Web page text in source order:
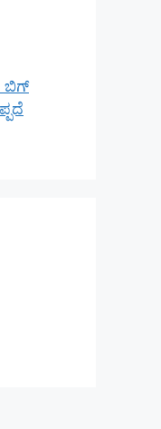
ಬಿಗ್